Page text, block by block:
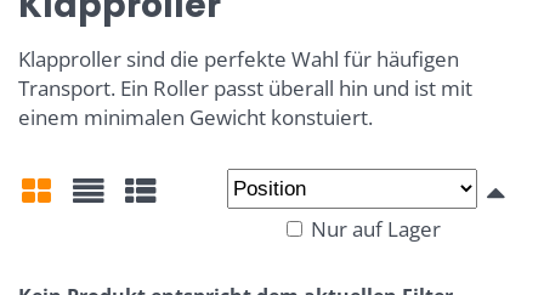
Klapproller sind die perfekte Wahl für häufigen
Transport. Ein Roller passt überall hin und ist mit
einem minimalen Gewicht konstuiert.
Nur auf Lager